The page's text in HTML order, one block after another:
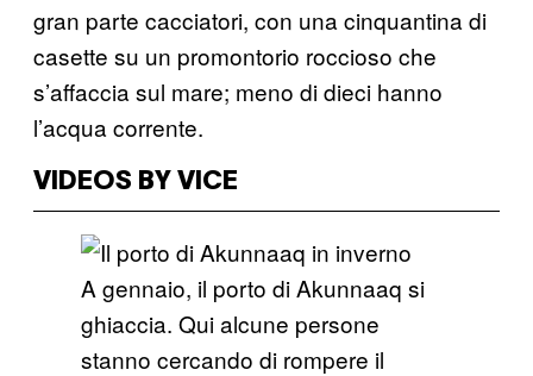
gran parte cacciatori, con una cinquantina di
casette su un promontorio roccioso che
s’affaccia sul mare; meno di dieci hanno
l’acqua corrente.
VIDEOS BY VICE
A gennaio, il porto di Akunnaaq si
ghiaccia. Qui alcune persone
stanno cercando di rompere il